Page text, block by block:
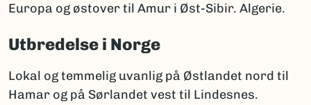
Europa og østover til Amur i Øst-Sibir. Algerie.
Utbredelse i Norge
Lokal og temmelig uvanlig på Østlandet nord til
Hamar og på Sørlandet vest til Lindesnes.